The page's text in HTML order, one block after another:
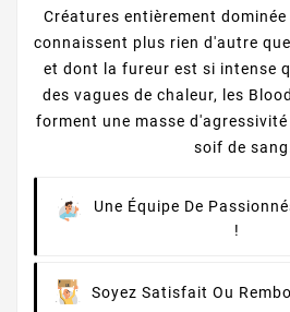
Créatures entièrement
connaissent plus rien d'autre
et dont la fureur est si intense
des vagues de chaleur, les
forment une masse
soif de
Une Équipe De
!
Soyez Satisfait Ou